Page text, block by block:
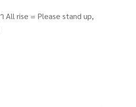
All rise = Please stand up,